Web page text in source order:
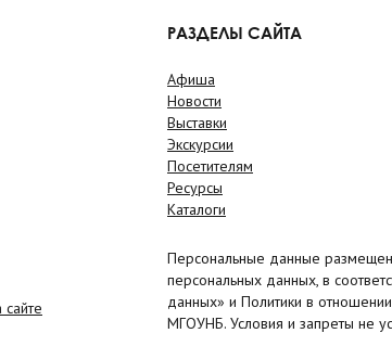
РАЗДЕЛЫ САЙТА
Афиша
Новости
Выставки
Экскурсии
Посетителям
Ресурсы
Каталоги
Персональные данные
персональных данных, в
данных» и Политики в
МГОУНБ. Условия и запреты не